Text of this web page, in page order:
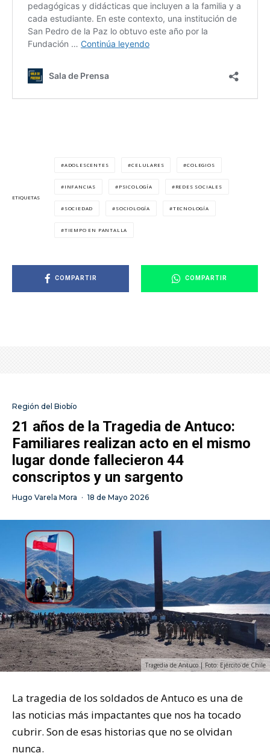
ETIQUETAS
ADOLESCENTES CELULARES COLEGIOS
INFANCIAS PSICOLOGÍA REDES SOCIALES
SOCIEDAD SOCIOLOGÍA TECNOLOGÍA
TIEMPO EN PANTALLA
COMPARTIR COMPARTIR
Región del Biobío
21 años de la Tragedia de Antuco:
Familiares realizan acto en el mismo
lugar donde fallecieron 44
conscriptos y un sargento
Hugo Varela Mora · 18 de Mayo 2026
Tragedia de Antuco | Foto: Ejército de Chile
La tragedia de los soldados de Antuco es una de
las noticias más impactantes que nos ha tocado
cubrir. Son de esas historias que no se olvidan
nunca.